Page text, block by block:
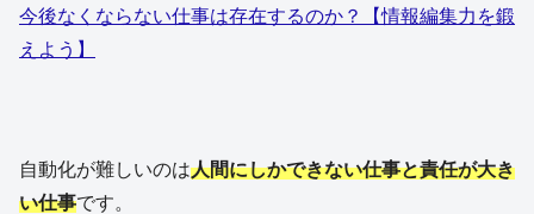
今後なくならない仕事は存在するのか？【情報編集力を鍛
えよう】
自動化が難しいのは人間にしかできない仕事と責任が大き
い仕事です。